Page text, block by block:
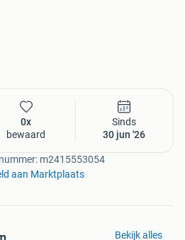
0x
bewaard
Sinds
30 jun '26
m2415553054
aan Marktplaats
Bekijk alles